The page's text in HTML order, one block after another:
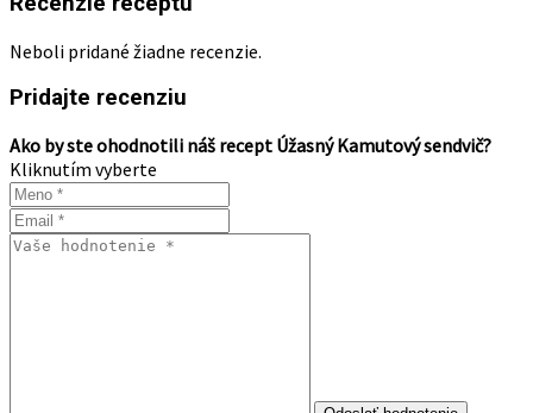
Neboli pridané žiadne recenzie.
Pridajte recenziu
Ako by ste ohodnotili náš recept Úžasný Kamutový sendvič?
Kliknutím vyberte